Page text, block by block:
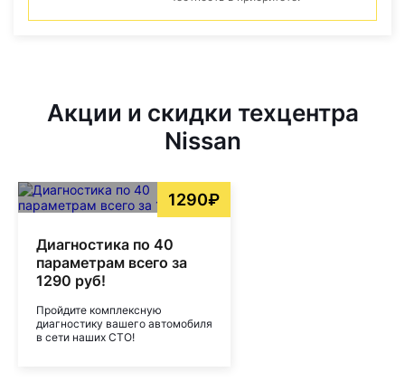
Акции и скидки техцентра
Nissan
1290₽
Диагностика по 40
параметрам всего за
1290 руб!
Пройдите комплексную
диагностику вашего автомобиля
в сети наших СТО!